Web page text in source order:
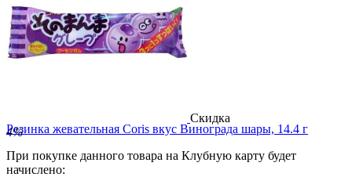
Скидка
4%
Резинка жевательная Coris вкус Винограда шары, 14.4 г
При покупке данного товара на Клубную карту будет
начислено: